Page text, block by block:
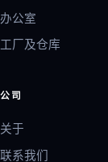
办公室
工厂及仓库
公司
关于
联系我们